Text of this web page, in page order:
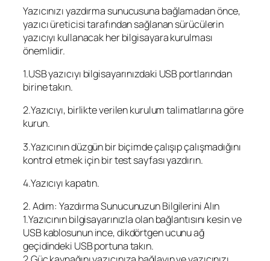
Yazıcınızı yazdırma sunucusuna bağlamadan önce,
yazıcı üreticisi tarafından sağlanan sürücülerin
yazıcıyı kullanacak her bilgisayara kurulması
önemlidir.
1.USB yazıcıyı bilgisayarınızdaki USB portlarından
birine takın.
2.Yazıcıyı, birlikte verilen kurulum talimatlarına göre
kurun.
3.Yazıcının düzgün bir biçimde çalışıp çalışmadığını
kontrol etmek için bir test sayfası yazdırın.
4.Yazıcıyı kapatın.
2. Adım: Yazdırma Sunucunuzun Bilgilerini Alın
1.Yazıcının bilgisayarınızla olan bağlantısını kesin ve
USB kablosunun ince, dikdörtgen ucunu ağ
geçidindeki USB portuna takın.